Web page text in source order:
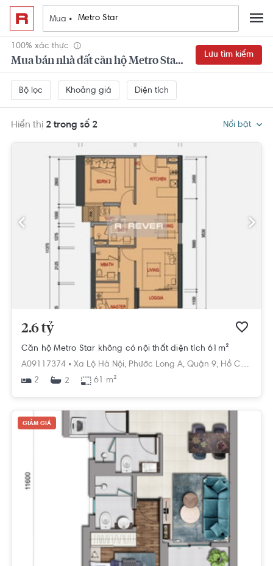
Mua •
100% xác thực
Mua bán nhà đất căn hộ Metro Star Quận 9 đẹp,
Lưu tìm kiếm
Bộ lọc Khoảng giá Diện tích
Hiển thị 2 trong số 2 Nổi bật
2.6 tỷ
Căn hộ Metro Star không có nội thất diện tích 61m²
A09117374 • Xa Lộ Hà Nội, Phước Long A, Quận 9, Hồ Chí Minh
2
2 61 m²
GIẢM GIÁ